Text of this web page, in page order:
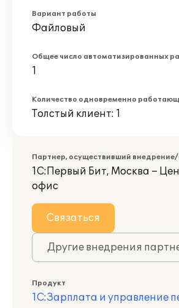
Вариант работы
Файловый
Общее число автоматизированных
1
Количество одновременно
Толстый клиент: 1
Партнер, осуществивший
1С:Первый Бит, Москва –
офис
Связаться
Другие внедрения
Продукт
1С:Зарплата и управление